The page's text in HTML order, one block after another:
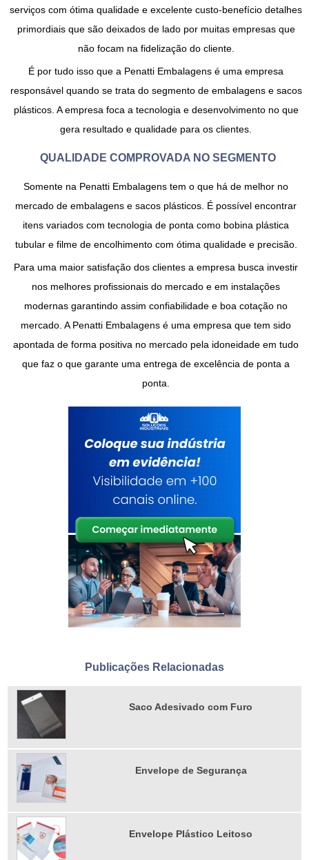
serviços com ótima qualidade e excelente custo-benefício detalhes
primordiais que são deixados de lado por muitas empresas que
não focam na fidelização do cliente.
É por tudo isso que a Penatti Embalagens é uma empresa
responsável quando se trata do segmento de embalagens e sacos
plásticos. A empresa foca a tecnologia e desenvolvimento no que
gera resultado e qualidade para os clientes.
QUALIDADE COMPROVADA NO SEGMENTO
Somente na Penatti Embalagens tem o que há de melhor no
mercado de embalagens e sacos plásticos. É possível encontrar
itens variados com tecnologia de ponta como bobina plástica
tubular e filme de encolhimento com ótima qualidade e precisão.
Para uma maior satisfação dos clientes a empresa busca investir
nos melhores profissionais do mercado e em instalações
modernas garantindo assim confiabilidade e boa cotação no
mercado. A Penatti Embalagens é uma empresa que tem sido
apontada de forma positiva no mercado pela idoneidade em tudo
que faz o que garante uma entrega de excelência de ponta a
ponta.
Publicações Relacionadas
Saco Adesivado com Furo
Envelope de Segurança
Envelope Plástico Leitoso